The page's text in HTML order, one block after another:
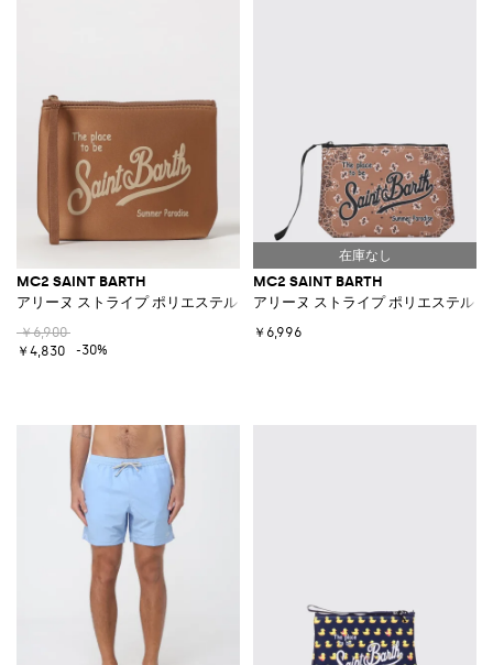
MC2 SAINT BARTH
アリーヌ ストライプ ポリエステル ポーチ
￥6,900
￥4,830
-30%
MC2 SAINT BARTH
アリーヌ ストライプ ポリエステル
￥6,996